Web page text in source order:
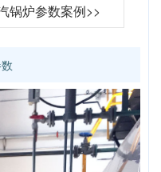
锅炉参数案例>>